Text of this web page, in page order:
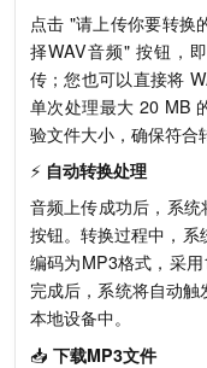
点击 "请上传你要转换
择WAV音频" 按钮，
传；您也可以直接将
单次处理最大 20 MB
验文件大小，确保符合
⚡ 自动转换处理
音频上传成功后，系
按钮。转换过程中，
编码为MP3格式，采
完成后，系统将自动
本地设备中。
📥 下载MP3文件